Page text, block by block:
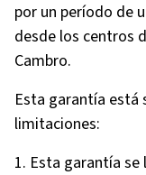
por un período de
desde los centros
Cambro.
Esta garantía está
limitaciones:
1. Esta garantía